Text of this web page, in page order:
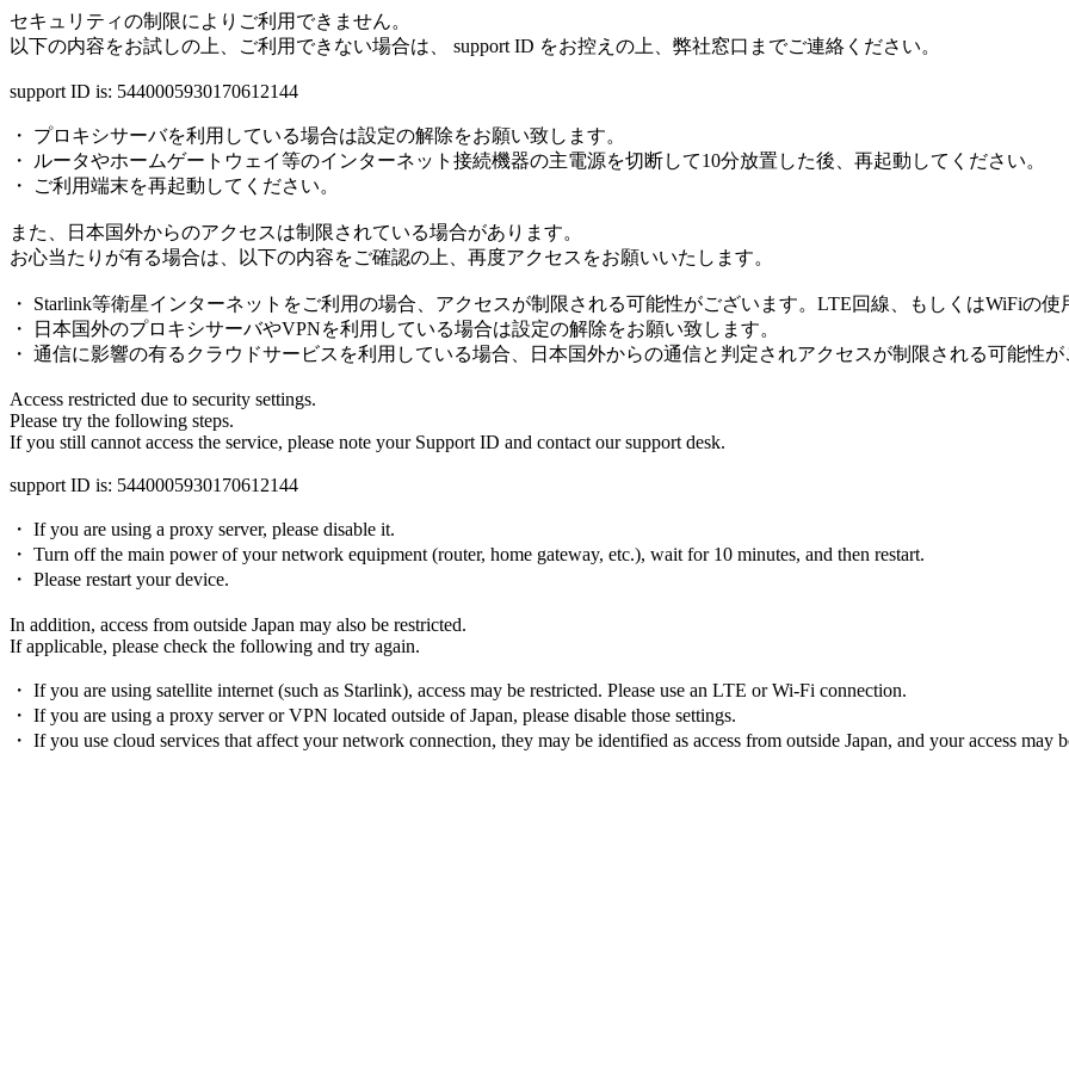
セキュリティの制限によりご利用できません。
以下の内容をお試しの上、ご利用できない場合は、 support ID をお控えの上、弊社窓口までご連絡ください。
support ID is: 5440005930170612144
・ プロキシサーバを利用している場合は設定の解除をお願い致します。
・ ルータやホームゲートウェイ等のインターネット接続機器の主電源を切断して10分放置した後、再起動してください。
・ ご利用端末を再起動してください。
また、日本国外からのアクセスは制限されている場合があります。
お心当たりが有る場合は、以下の内容をご確認の上、再度アクセスをお願いいたします。
・ Starlink等衛星インターネットをご利用の場合、アクセスが制限される可能性がございます。LTE回線、もしくはWiFiの使
・ 日本国外のプロキシサーバやVPNを利用している場合は設定の解除をお願い致します。
・ 通信に影響の有るクラウドサービスを利用している場合、日本国外からの通信と判定されアクセスが制限される可能性が
Access restricted due to security settings.
Please try the following steps.
If you still cannot access the service, please note your Support ID and contact our support desk.
support ID is: 5440005930170612144
・ If you are using a proxy server, please disable it.
・ Turn off the main power of your network equipment (router, home gateway, etc.), wait for 10 minutes, and then restart.
・ Please restart your device.
In addition, access from outside Japan may also be restricted.
If applicable, please check the following and try again.
・ If you are using satellite internet (such as Starlink), access may be restricted. Please use an LTE or Wi-Fi connection.
・ If you are using a proxy server or VPN located outside of Japan, please disable those settings.
・ If you use cloud services that affect your network connection, they may be identified as access from outside Japan, and your access may